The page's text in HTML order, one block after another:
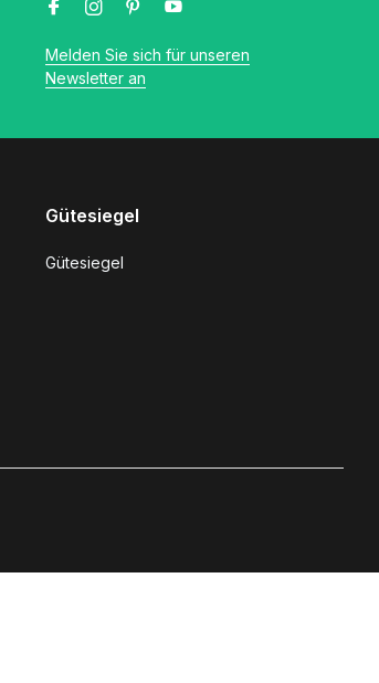
Melden Sie sich für unseren
Newsletter an
Gütesiegel
Gütesiegel